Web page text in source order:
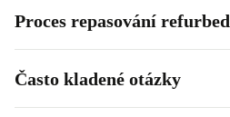
Proces repasování refurbed
Často kladené otázky